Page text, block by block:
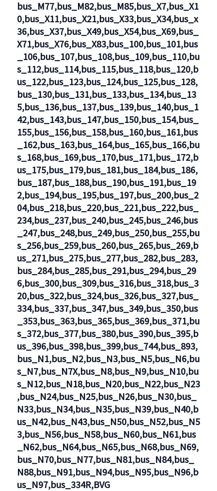
bus_M77,bus_M82,bus_M85,bus_X7,bus_X1
0,bus_X11,bus_X21,bus_X33,bus_X34,bus_x
36,bus_X37,bus_X49,bus_X54,bus_X69,bus_
X71,bus_X76,bus_X83,bus_100,bus_101,bus
_106,bus_107,bus_108,bus_109,bus_110,bu
s_112,bus_114,bus_115,bus_118,bus_120,b
us_122,bus_123,bus_124,bus_125,bus_128,
bus_130,bus_131,bus_133,bus_134,bus_13
5,bus_136,bus_137,bus_139,bus_140,bus_1
42,bus_143,bus_147,bus_150,bus_154,bus_
155,bus_156,bus_158,bus_160,bus_161,bus
_162,bus_163,bus_164,bus_165,bus_166,bu
s_168,bus_169,bus_170,bus_171,bus_172,b
us_175,bus_179,bus_181,bus_184,bus_186,
bus_187,bus_188,bus_190,bus_191,bus_19
2,bus_194,bus_195,bus_197,bus_200,bus_2
04,bus_218,bus_220,bus_221,bus_222,bus_
234,bus_237,bus_240,bus_245,bus_246,bus
_247,bus_248,bus_249,bus_250,bus_255,bu
s_256,bus_259,bus_260,bus_265,bus_269,b
us_271,bus_275,bus_277,bus_282,bus_283,
bus_284,bus_285,bus_291,bus_294,bus_29
6,bus_300,bus_309,bus_316,bus_318,bus_3
20,bus_322,bus_324,bus_326,bus_327,bus_
334,bus_337,bus_347,bus_349,bus_350,bus
_353,bus_363,bus_365,bus_369,bus_371,bu
s_372,bus_377,bus_380,bus_390,bus_395,b
us_396,bus_398,bus_399,bus_744,bus_893,
bus_N1,bus_N2,bus_N3,bus_N5,bus_N6,bu
s_N7,bus_N7X,bus_N8,bus_N9,bus_N10,bu
s_N12,bus_N18,bus_N20,bus_N22,bus_N23
,bus_N24,bus_N25,bus_N26,bus_N30,bus_
N33,bus_N34,bus_N35,bus_N39,bus_N40,b
us_N42,bus_N43,bus_N50,bus_N52,bus_N5
3,bus_N56,bus_N58,bus_N60,bus_N61,bus
_N62,bus_N64,bus_N65,bus_N68,bus_N69,
bus_N70,bus_N77,bus_N81,bus_N84,bus_
N88,bus_N91,bus_N94,bus_N95,bus_N96,b
us_N97,bus_334R,BVG